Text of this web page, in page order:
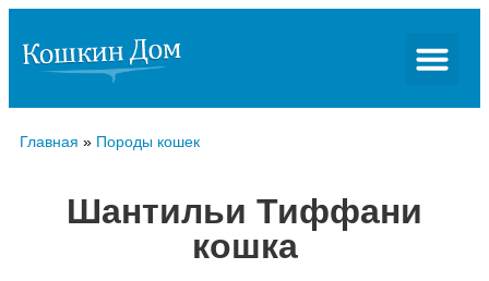
Главная » Породы кошек
Шантильи Тиффани
кошка